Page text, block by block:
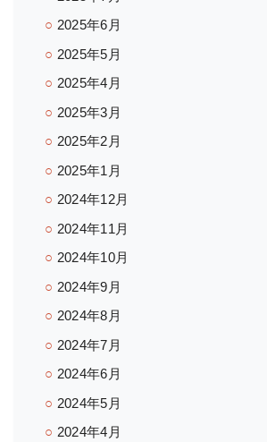
2025年6月
2025年5月
2025年4月
2025年3月
2025年2月
2025年1月
2024年12月
2024年11月
2024年10月
2024年9月
2024年8月
2024年7月
2024年6月
2024年5月
2024年4月